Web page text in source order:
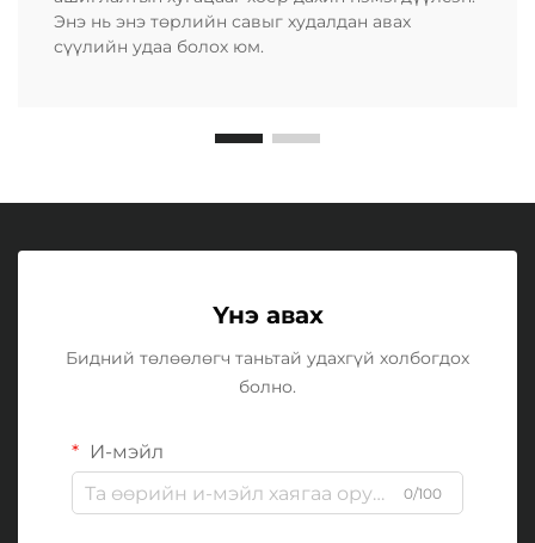
Энэ нь энэ төрлийн савыг худалдан авах
сүүлийн удаа болох юм.
Үнэ авах
Бидний төлөөлөгч таньтай удахгүй холбогдох
болно.
И-мэйл
0/100